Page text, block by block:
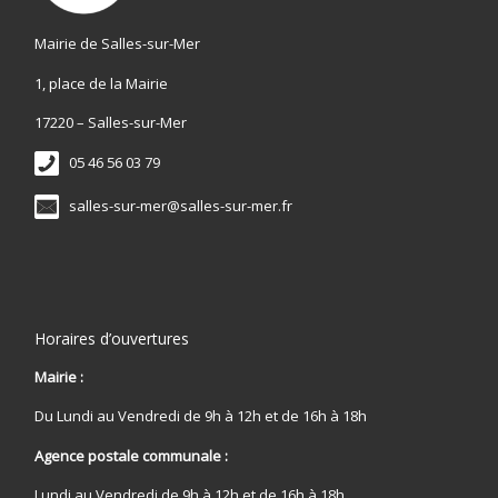
Mairie de Salles-sur-Mer
1, place de la Mairie
17220 – Salles-sur-Mer
05 46 56 03 79
salles-sur-mer@salles-sur-mer.fr
Horaires d’ouvertures
Mairie :
Du Lundi au Vendredi de 9h à 12h et de 16h à 18h
Agence postale communale :